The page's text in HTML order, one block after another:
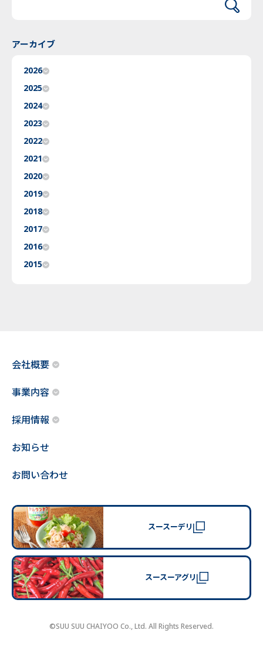
アーカイブ
2026
2025
2024
2023
2022
2021
2020
2019
2018
2017
2016
2015
会社概要
事業内容
採用情報
お知らせ
お問い合わせ
スースーデリ
スースーアグリ
©SUU SUU CHAIYOO Co., Ltd. All Rights Reserved.